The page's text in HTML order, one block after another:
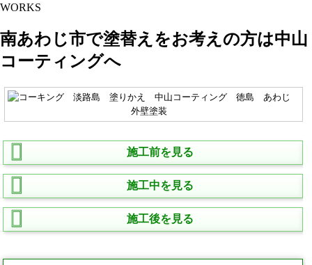
WORKS
南あわじ市で塗替えをお考えの方は中山
コーティングへ
施工前を見る
施工中を見る
施工後を見る